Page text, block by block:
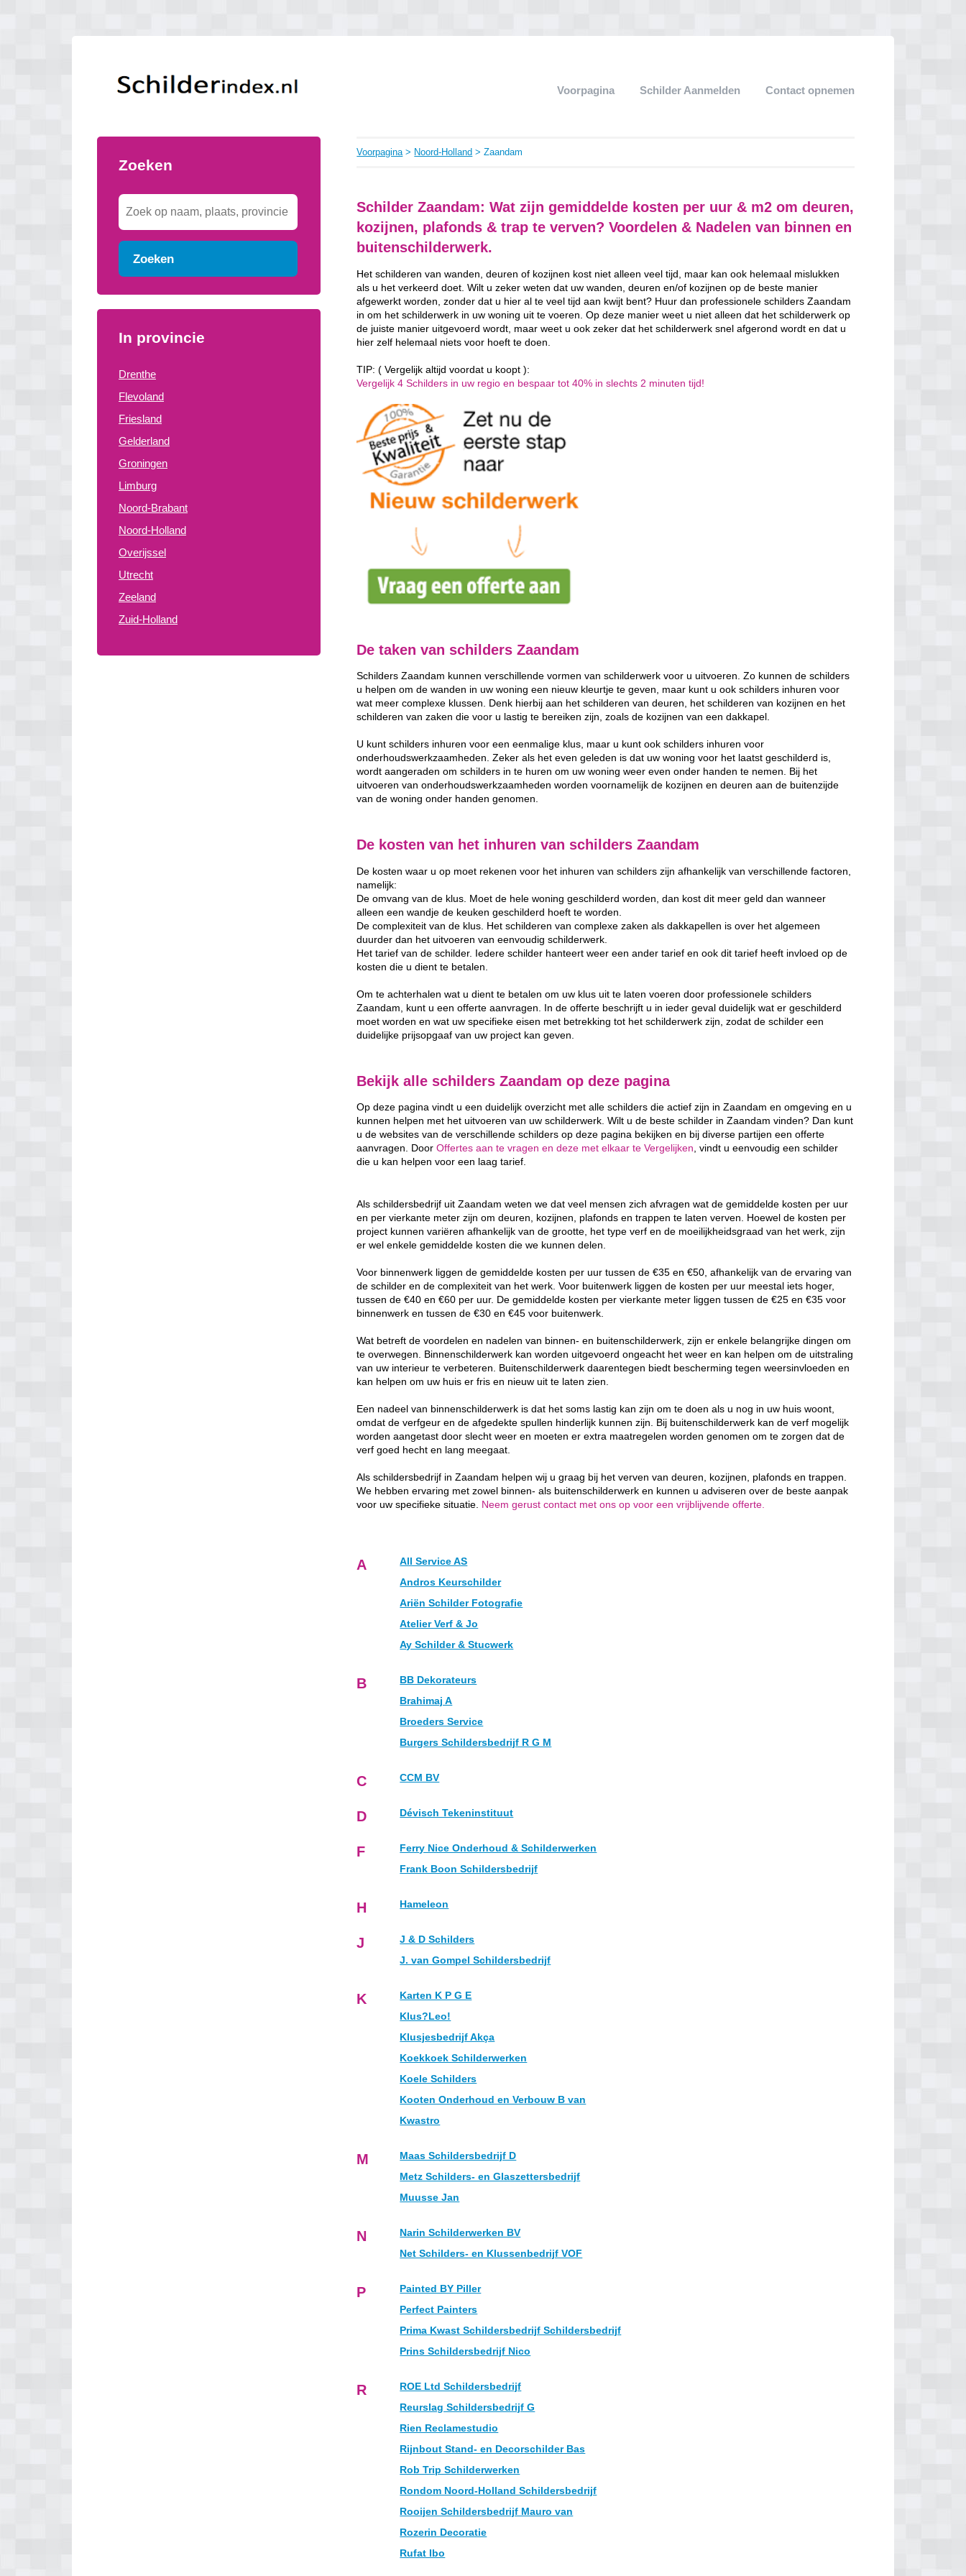
Voorpagina Schilder Aanmelden Contact opnemen
Zoeken
Zoeken
In provincie
Drenthe
Flevoland
Friesland
Gelderland
Groningen
Limburg
Noord-Brabant
Noord-Holland
Overijssel
Utrecht
Zeeland
Zuid-Holland
Voorpagina> Noord-Holland > Zaandam
Schilder Zaandam: Wat zijn gemiddelde kosten per uur & m2 om deuren,
kozijnen, plafonds & trap te verven? Voordelen & Nadelen van binnen en
buitenschilderwerk.
Het schilderen van wanden, deuren of kozijnen kost niet alleen veel tijd, maar kan ook helemaal mislukken
als u het verkeerd doet. Wilt u zeker weten dat uw wanden, deuren en/of kozijnen op de beste manier
afgewerkt worden, zonder dat u hier al te veel tijd aan kwijt bent? Huur dan professionele schilders Zaandam
in om het schilderwerk in uw woning uit te voeren. Op deze manier weet u niet alleen dat het schilderwerk op
de juiste manier uitgevoerd wordt, maar weet u ook zeker dat het schilderwerk snel afgerond wordt en dat u
hier zelf helemaal niets voor hoeft te doen.
TIP: ( Vergelijk altijd voordat u koopt ):
Vergelijk 4 Schilders in uw regio en bespaar tot 40% in slechts 2 minuten tijd!
De taken van schilders Zaandam
Schilders Zaandam kunnen verschillende vormen van schilderwerk voor u uitvoeren. Zo kunnen de schilders
u helpen om de wanden in uw woning een nieuw kleurtje te geven, maar kunt u ook schilders inhuren voor
wat meer complexe klussen. Denk hierbij aan het schilderen van deuren, het schilderen van kozijnen en het
schilderen van zaken die voor u lastig te bereiken zijn, zoals de kozijnen van een dakkapel.
U kunt schilders inhuren voor een eenmalige klus, maar u kunt ook schilders inhuren voor
onderhoudswerkzaamheden. Zeker als het even geleden is dat uw woning voor het laatst geschilderd is,
wordt aangeraden om schilders in te huren om uw woning weer even onder handen te nemen. Bij het
uitvoeren van onderhoudswerkzaamheden worden voornamelijk de kozijnen en deuren aan de buitenzijde
van de woning onder handen genomen.
De kosten van het inhuren van schilders Zaandam
De kosten waar u op moet rekenen voor het inhuren van schilders zijn afhankelijk van verschillende factoren,
namelijk:
De omvang van de klus. Moet de hele woning geschilderd worden, dan kost dit meer geld dan wanneer
alleen een wandje de keuken geschilderd hoeft te worden.
De complexiteit van de klus. Het schilderen van complexe zaken als dakkapellen is over het algemeen
duurder dan het uitvoeren van eenvoudig schilderwerk.
Het tarief van de schilder. Iedere schilder hanteert weer een ander tarief en ook dit tarief heeft invloed op de
kosten die u dient te betalen.
Om te achterhalen wat u dient te betalen om uw klus uit te laten voeren door professionele schilders
Zaandam, kunt u een offerte aanvragen. In de offerte beschrijft u in ieder geval duidelijk wat er geschilderd
moet worden en wat uw specifieke eisen met betrekking tot het schilderwerk zijn, zodat de schilder een
duidelijke prijsopgaaf van uw project kan geven.
Bekijk alle schilders Zaandam op deze pagina
Op deze pagina vindt u een duidelijk overzicht met alle schilders die actief zijn in Zaandam en omgeving en u
kunnen helpen met het uitvoeren van uw schilderwerk. Wilt u de beste schilder in Zaandam vinden? Dan kunt
u de websites van de verschillende schilders op deze pagina bekijken en bij diverse partijen een offerte
aanvragen. DoorOffertes aan te vragen en deze met elkaar te Vergelijken, vindt u eenvoudig een schilder
die u kan helpen voor een laag tarief.
Als schildersbedrijf uit Zaandam weten we dat veel mensen zich afvragen wat de gemiddelde kosten per uur
en per vierkante meter zijn om deuren, kozijnen, plafonds en trappen te laten verven. Hoewel de kosten per
project kunnen variëren afhankelijk van de grootte, het type verf en de moeilijkheidsgraad van het werk, zijn
er wel enkele gemiddelde kosten die we kunnen delen.
Voor binnenwerk liggen de gemiddelde kosten per uur tussen de €35 en €50, afhankelijk van de ervaring van
de schilder en de complexiteit van het werk. Voor buitenwerk liggen de kosten per uur meestal iets hoger,
tussen de €40 en €60 per uur. De gemiddelde kosten per vierkante meter liggen tussen de €25 en €35 voor
binnenwerk en tussen de €30 en €45 voor buitenwerk.
Wat betreft de voordelen en nadelen van binnen- en buitenschilderwerk, zijn er enkele belangrijke dingen om
te overwegen. Binnenschilderwerk kan worden uitgevoerd ongeacht het weer en kan helpen om de uitstraling
van uw interieur te verbeteren. Buitenschilderwerk daarentegen biedt bescherming tegen weersinvloeden en
kan helpen om uw huis er fris en nieuw uit te laten zien.
Een nadeel van binnenschilderwerk is dat het soms lastig kan zijn om te doen als u nog in uw huis woont,
omdat de verfgeur en de afgedekte spullen hinderlijk kunnen zijn. Bij buitenschilderwerk kan de verf mogelijk
worden aangetast door slecht weer en moeten er extra maatregelen worden genomen om te zorgen dat de
verf goed hecht en lang meegaat.
Als schildersbedrijf in Zaandam helpen wij u graag bij het verven van deuren, kozijnen, plafonds en trappen.
We hebben ervaring met zowel binnen- als buitenschilderwerk en kunnen u adviseren over de beste aanpak
voor uw specifieke situatie. Neem gerust contact met ons op voor een vrijblijvende offerte.
A
All Service AS
Andros Keurschilder
Ariën Schilder Fotografie
Atelier Verf & Jo
Ay Schilder & Stucwerk
B
BB Dekorateurs
Brahimaj A
Broeders Service
Burgers Schildersbedrijf R G M
C CCM BV
D Dévisch Tekeninstituut
F
Ferry Nice Onderhoud & Schilderwerken
Frank Boon Schildersbedrijf
H Hameleon
J
J & D Schilders
J. van Gompel Schildersbedrijf
K
Karten K P G E
Klus?Leo!
Klusjesbedrijf Akça
Koekkoek Schilderwerken
Koele Schilders
Kooten Onderhoud en Verbouw B van
Kwastro
M
Maas Schildersbedrijf D
Metz Schilders- en Glaszettersbedrijf
Muusse Jan
N
Narin Schilderwerken BV
Net Schilders- en Klussenbedrijf VOF
P
Painted BY Piller
Perfect Painters
Prima Kwast Schildersbedrijf Schildersbedrijf
Prins Schildersbedrijf Nico
R
ROE Ltd Schildersbedrijf
Reurslag Schildersbedrijf G
Rien Reclamestudio
Rijnbout Stand- en Decorschilder Bas
Rob Trip Schilderwerken
Rondom Noord-Holland Schildersbedrijf
Rooijen Schildersbedrijf Mauro van
Rozerin Decoratie
Rufat Ibo